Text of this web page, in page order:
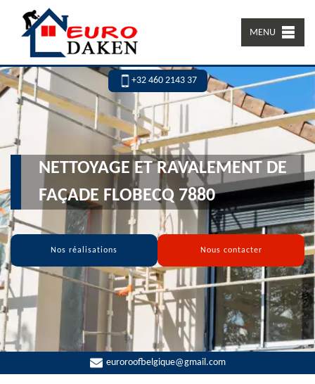
MENU
+32 460 2143 37
NETTOYAGE ET RAVALEMENT DE
FAÇADE FLOBECQ 7880
Nos réalisations Nous contacter
euroroofbelgique@gmail.com